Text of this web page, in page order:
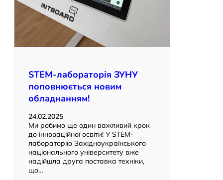
STEM-лабораторія ЗУНУ
поповнюється новим
обладнанням!
24.02.2025
Ми робимо ще один важливий крок
до інноваційної освіти! У STEM-
лабораторію Західноукраїнського
національного університету вже
надійшла друга поставка техніки,
що…